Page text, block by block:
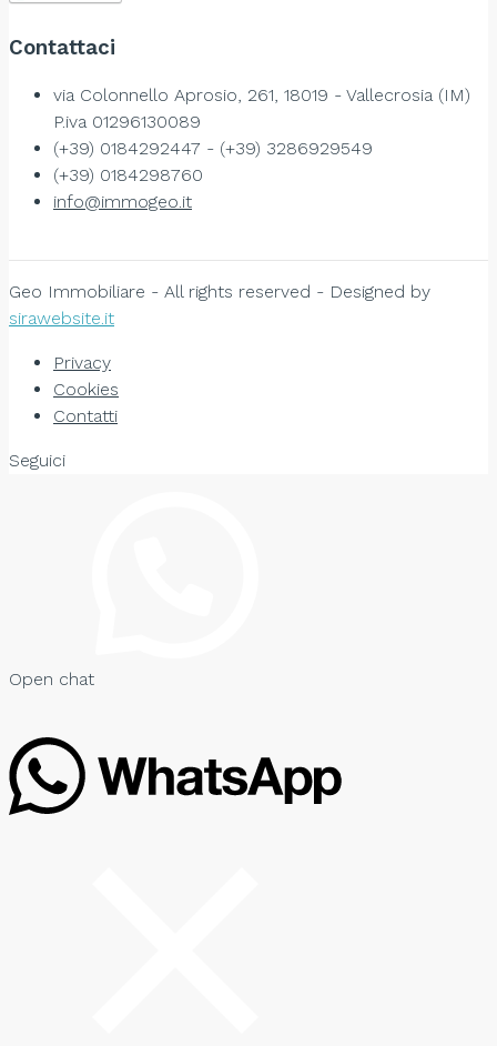
Contattaci
via Colonnello Aprosio, 261, 18019 - Vallecrosia (IM)
P.iva 01296130089
(+39) 0184292447 - (+39) 3286929549
(+39) 0184298760
info@immogeo.it
Geo Immobiliare - All rights reserved - Designed by
sirawebsite.it
Privacy
Cookies
Contatti
Seguici
Open chat